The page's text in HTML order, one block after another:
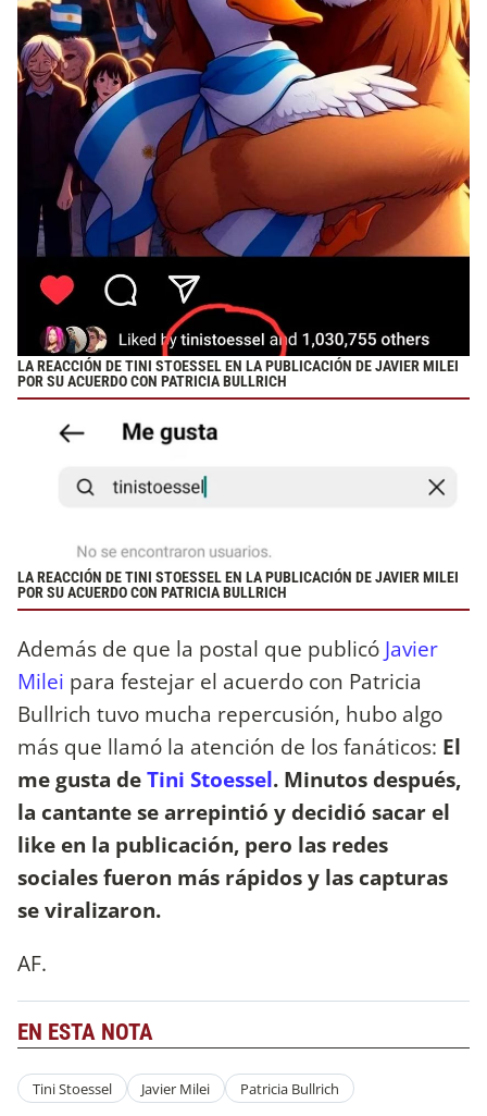
LA REACCIÓN DE TINI STOESSEL EN LA PUBLICACIÓN DE JAVIER MILEI
POR SU ACUERDO CON PATRICIA BULLRICH
LA REACCIÓN DE TINI STOESSEL EN LA PUBLICACIÓN DE JAVIER MILEI
POR SU ACUERDO CON PATRICIA BULLRICH
Además de que la postal que publicó Javier
Milei para festejar el acuerdo con Patricia
Bullrich tuvo mucha repercusión, hubo algo
más que llamó la atención de los fanáticos: El
me gusta deTini Stoessel. Minutos después,
la cantante se arrepintió y decidió sacar el
like en la publicación, pero las redes
sociales fueron más rápidos y las capturas
se viralizaron.
AF.
EN ESTA NOTA
Tini Stoessel Javier Milei Patricia Bullrich